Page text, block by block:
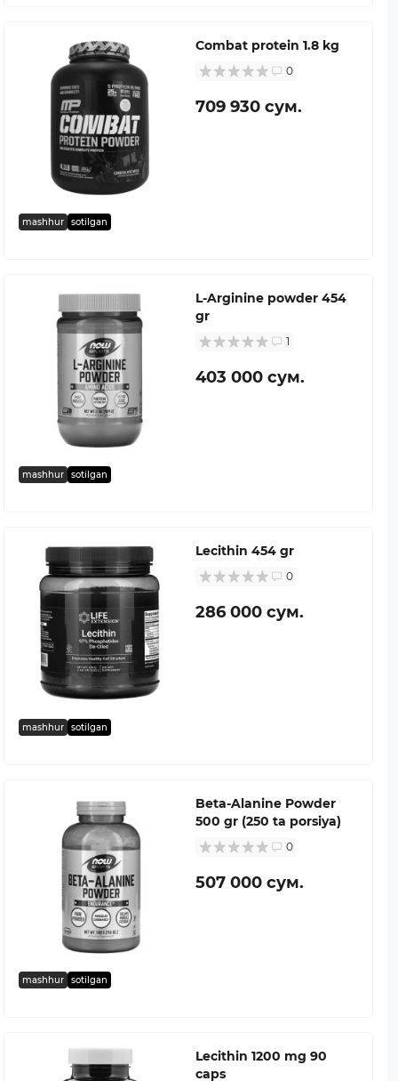
mashhur sotilgan
Combat protein 1.8 kg
0
709 930 сум.
mashhur sotilgan
L-Arginine powder 454
gr
1
403 000 сум.
mashhur sotilgan
Lecithin 454 gr
0
286 000 сум.
mashhur sotilgan
Beta-Alanine Powder
500 gr (250 ta porsiya)
0
507 000 сум.
Lecithin 1200 mg 90
caps